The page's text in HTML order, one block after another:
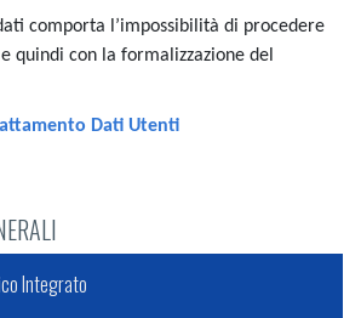
comporta l’impossibilità di procedere
quindi con la formalizzazione del
Dati Utenti
Integrato